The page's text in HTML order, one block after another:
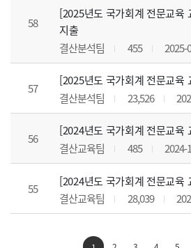
58
[2025년도 국가회계 전문교육
지출
결산분석팀
455 2025-
57
[2025년도 국가회계 전문교육
결산분석팀
23,526
56
[2024년도 국가회계 전문교육
결산교육팀
485 2024-
55
[2024년도 국가회계 전문교육
결산교육팀
28,039